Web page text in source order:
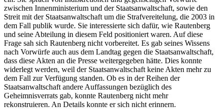
zwischen Innenministerium und der Staatsanwaltschaft, sowie den
Streit mit der Staatsanwaltschaft um die Strafvereitelung, die 2003 in
dem Fall publik wurde. Sie interessierte sich dafür, wie Rautenberg
und seine Abteilung in diesem Feld positioniert waren. Auf diese
Frage sah sich Rautenberg nicht vorbereitet. Es gab seines Wissens
nach Vorwürfe auch aus dem Landtag gegen die Staatsanwaltschaft,
dass diese Akten an die Presse weitergegeben hätte. Dies konnte
widerlegt werden, weil der Staatsanwaltschaft keine Akten mehr zu
dem Fall zur Verfügung standen. Ob es in der Reihen der
Staatsanwaltschaft andere Auffassungen bezüglich des
Geheimnisverrats gab, konnte Rautenberg nicht mehr
rekonstruieren. An Details konnte er sich nicht erinnern.